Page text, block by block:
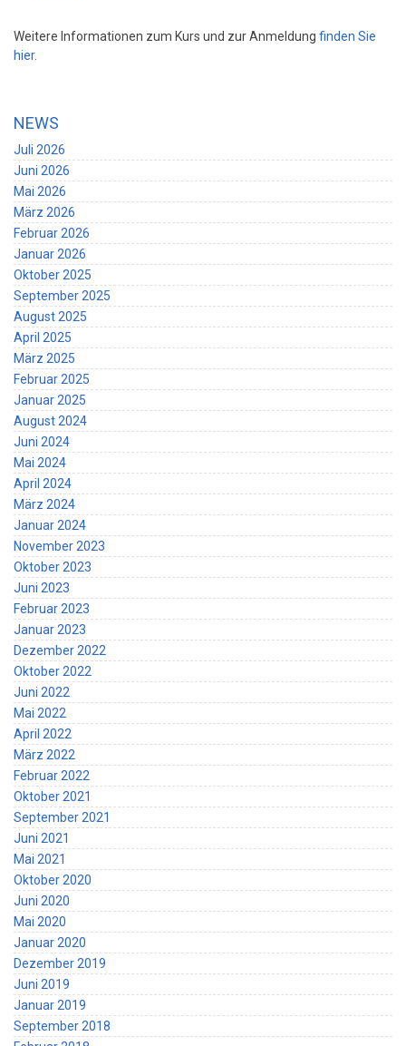
Weitere Informationen zum Kurs und zur Anmeldung finden Sie
hier.
NEWS
Juli 2026
Juni 2026
Mai 2026
März 2026
Februar 2026
Januar 2026
Oktober 2025
September 2025
August 2025
April 2025
März 2025
Februar 2025
Januar 2025
August 2024
Juni 2024
Mai 2024
April 2024
März 2024
Januar 2024
November 2023
Oktober 2023
Juni 2023
Februar 2023
Januar 2023
Dezember 2022
Oktober 2022
Juni 2022
Mai 2022
April 2022
März 2022
Februar 2022
Oktober 2021
September 2021
Juni 2021
Mai 2021
Oktober 2020
Juni 2020
Mai 2020
Januar 2020
Dezember 2019
Juni 2019
Januar 2019
September 2018